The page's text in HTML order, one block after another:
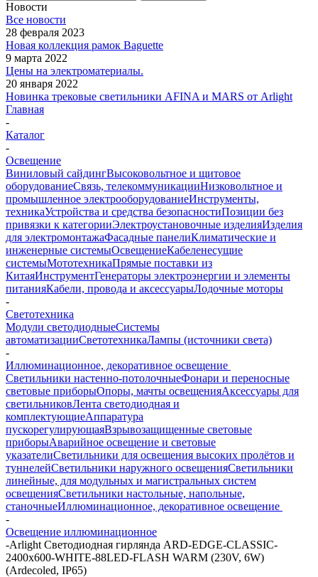
Новости
Все новости
28 февраля 2023
Новая коллекция рамок Baguette
9 марта 2022
Цены на электроматериалы.
20 января 2022
Новинка трековые светильники AFINA и MARS от Arlight
Главная
-
Каталог
-
Освещение
Виниловый сайдингВысоковольтное и щитовое
оборудованиеСвязь, телекоммуникацииНизковольтное и
промышленное электрооборудованиеИнструменты,
техникаУстройства и средства безопасностиПозиции без
привязки к категорииЭлектроустановочные изделияИзделия
для электромонтажаФасадные панелиКлиматические и
инженерные системыОсвещениеКабеленесущие
системыМототехникаПрямые поставки из
КитаяИнструментГенераторы электроэнергии и элементы
питанияКабели, провода и аксессуарыЛодочные моторы
-
Светотехника
Модули светодиодныеСистемы
автоматизацииСветотехникаЛампы (источники света)
-
Иллюминационное, декоративное освещение
Светильники настенно-потолочныеФонари и переносные
световые приборыОпоры, мачты освещенияАксессуары для
светильниковЛента светодиодная и
комплектующиеАппаратура
пускорегулирующаяВзрывозащищенные световые
приборыАварийное освещение и световые
указателиСветильники для освещения высоких пролётов и
туннелейСветильники наружного освещенияСветильники
линейные, для модульных и магистральных систем
освещенияСветильники настольные, напольные,
станочныеИллюминационное, декоративное освещение
-
Освещение иллюминационное
-Arlight Светодиодная гирлянда ARD-EDGE-CLASSIC-
2400x600-WHITE-88LED-FLASH WARM (230V, 6W)
(Ardecoled, IP65)